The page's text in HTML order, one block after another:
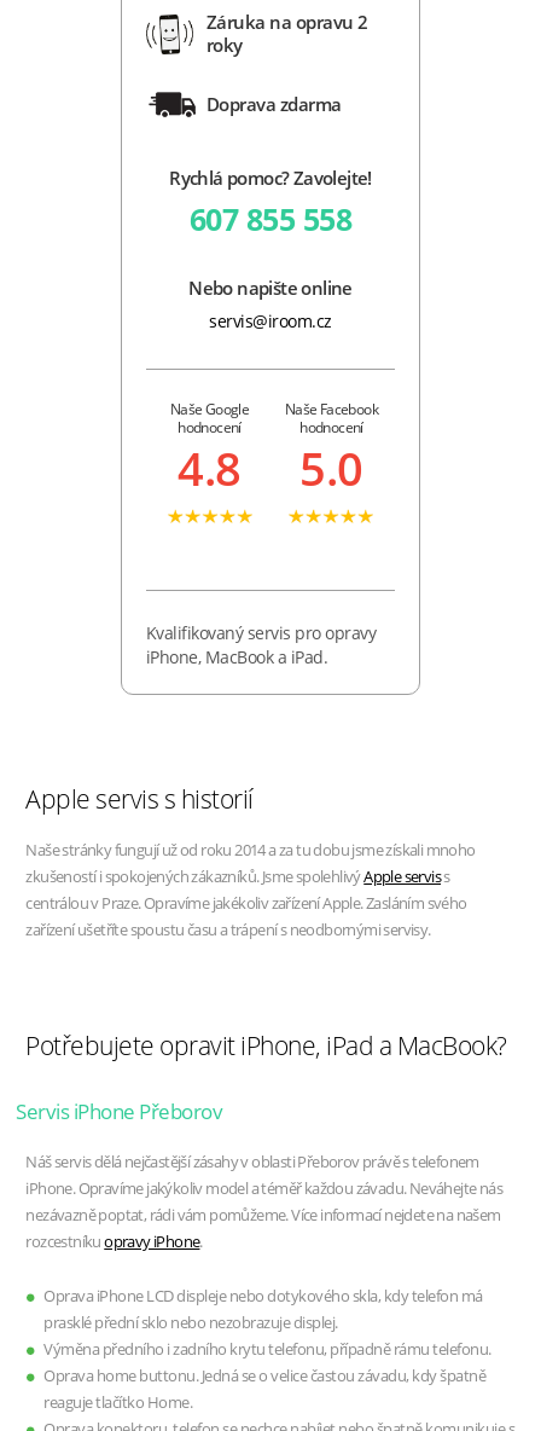
Záruka na opravu 2
roky
Doprava zdarma
Rychlá pomoc? Zavolejte!
607 855 558
Nebo napište online
servis@iroom.cz
Naše Google
hodnocení
4.8
Naše Facebook
hodnocení
5.0
Kvalifikovaný servis pro opravy
iPhone, MacBook a iPad.
Apple servis s historií
Naše stránky fungují už od roku 2014 a za tu dobu jsme získali mnoho
zkušeností i spokojených zákazníků. Jsme spolehlivýApple serviss
centrálou v Praze. Opravíme jakékoliv zařízení Apple. Zasláním svého
zařízení ušetříte spoustu času a trápení s neodbornými servisy.
Potřebujete opravit iPhone, iPad a MacBook?
Servis iPhone Přeborov
Náš servis dělá nejčastější zásahy v oblasti Přeborov právě s telefonem
iPhone. Opravíme jakýkoliv model a téměř každou závadu. Neváhejte nás
nezávazně poptat, rádi vám pomůžeme. Více informací nejdete na našem
rozcestníkuopravy iPhone.
Oprava iPhone LCD displeje nebo dotykového skla, kdy telefon má
prasklé přední sklo nebo nezobrazuje displej.
Výměna předního i zadního krytu telefonu, případně rámu telefonu.
Oprava home buttonu. Jedná se o velice častou závadu, kdy špatně
reaguje tlačítko Home.